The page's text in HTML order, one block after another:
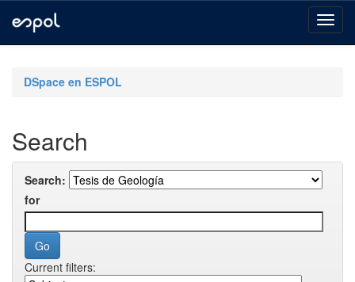
navigationDSpace en ESPOL
Search
Search:
for
Current filters: